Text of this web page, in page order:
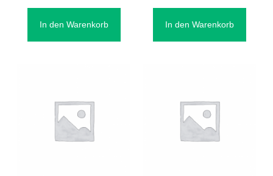
In den Warenkorb In den Warenkorb